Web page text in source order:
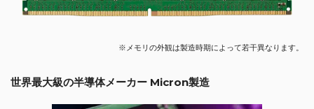
※メモリの外観は製造時期によって若干異なります。
世界最大級の半導体メーカー Micron製造